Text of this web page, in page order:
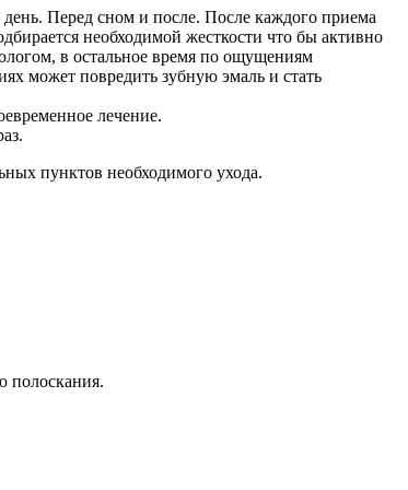
день. Перед сном и после. После каждого приема
необходимой жесткости что бы активно
в остальное время по ощущениям
может повредить зубную эмаль и стать
лечение.
пунктов необходимого ухода.
полоскания.